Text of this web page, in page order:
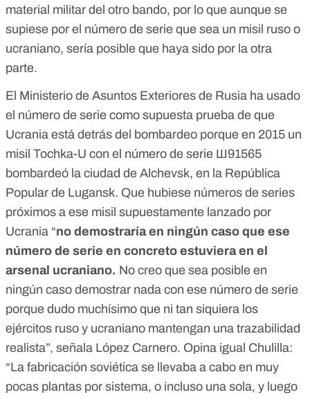
material militar del otro bando, por lo que aunque se
supiese por el número de serie que sea un misil ruso o
ucraniano, sería posible que haya sido por la otra
parte.
El Ministerio de Asuntos Exteriores de Rusia ha usado
el número de serie como supuesta prueba de que
Ucrania está detrás del bombardeo porque en 2015 un
misil Tochka-U con el número de serie Ш91565
bombardeó la ciudad de Alchevsk, en la República
Popular de Lugansk. Que hubiese números de series
próximos a ese misil supuestamente lanzado por
Ucrania “no demostraría en ningún caso que ese
número de serie en concreto estuviera en el
arsenal ucraniano. No creo que sea posible en
ningún caso demostrar nada con ese número de serie
porque dudo muchísimo que ni tan siquiera los
ejércitos ruso y ucraniano mantengan una trazabilidad
realista”, señala López Carnero. Opina igual Chulilla:
“La fabricación soviética se llevaba a cabo en muy
pocas plantas por sistema, o incluso una sola, y luego